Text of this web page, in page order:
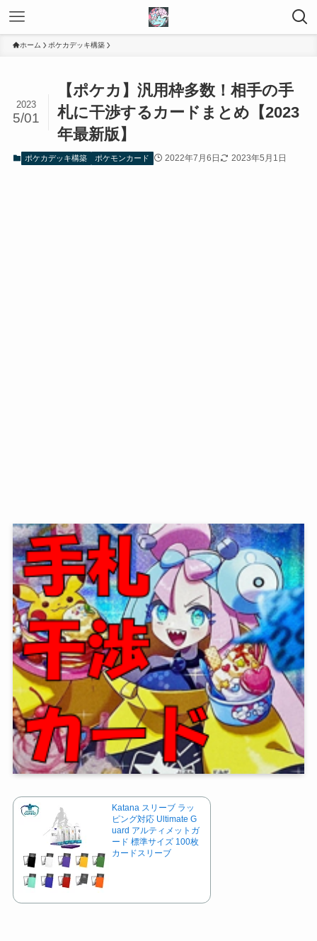
ホーム ポケカデッキ構築
【ポケカ】汎用枠多数！相手の手
札に干渉するカードまとめ【2023
年最新版】
2023
5/01
ポケカデッキ構築 ポケモンカード 2022年7月6日 2023年5月1日
Katana スリーブ ラッ
ピング対応 Ultimate G
uard アルティメットガ
ード 標準サイズ 100枚
カードスリーブ